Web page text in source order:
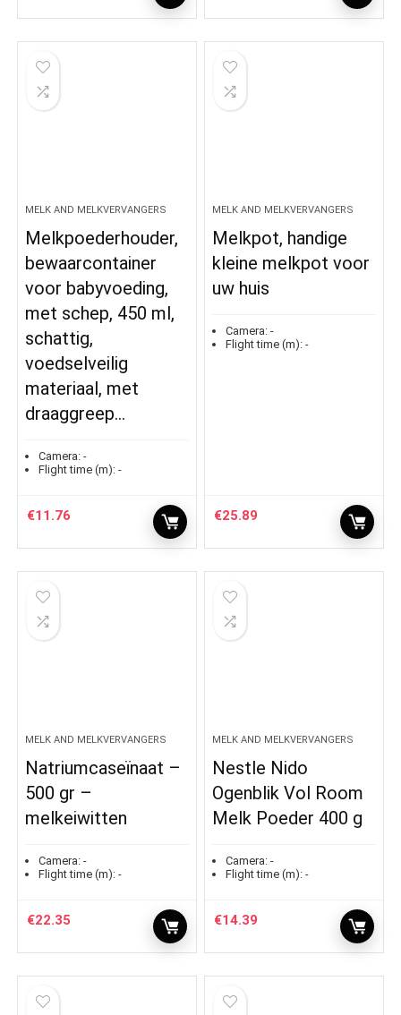
MELK AND MELKVERVANGERS
Melkpoederhouder,
bewaarcontainer
voor babyvoeding,
met schep, 450 ml,
schattig,
voedselveilig
materiaal, met
draaggreep…
Camera: -
Flight time (m): -
€11.76
MELK AND MELKVERVANGERS
Melkpot, handige
kleine melkpot voor
uw huis
Camera: -
Flight time (m): -
€25.89
MELK AND MELKVERVANGERS
Natriumcaseïnaat –
500 gr –
melkeiwitten
Camera: -
Flight time (m): -
€22.35
MELK AND MELKVERVANGERS
Nestle Nido
Ogenblik Vol Room
Melk Poeder 400 g
Camera: -
Flight time (m): -
€14.39